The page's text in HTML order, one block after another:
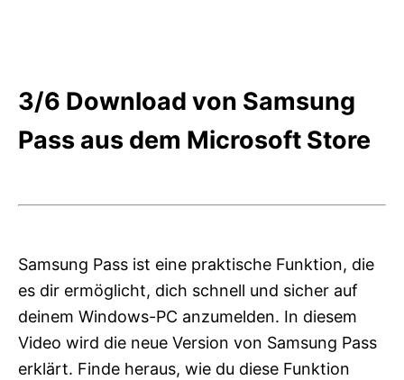
3/6 Download von Samsung
Pass aus dem Microsoft Store
Samsung Pass ist eine praktische Funktion, die
es dir ermöglicht, dich schnell und sicher auf
deinem Windows-PC anzumelden. In diesem
Video wird die neue Version von Samsung Pass
erklärt. Finde heraus, wie du diese Funktion